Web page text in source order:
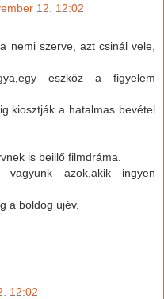
12. 12:02
nemi szerve, azt csinál vele,
eszköz a figyelem
kiosztják a hatalmas bevétel
is beillő filmdráma.
azok,akik ingyen
a boldog újév.
12:02